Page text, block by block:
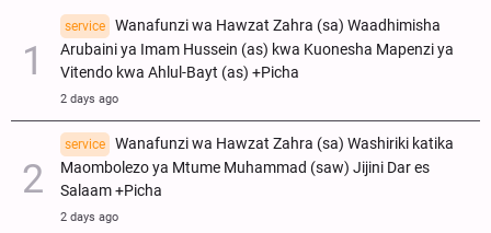
service
Wanafunzi wa Hawzat Zahra (sa) Waadhimisha
Arubaini ya Imam Hussein (as) kwa Kuonesha Mapenzi ya
Vitendo kwa Ahlul-Bayt (as) +Picha
2 days ago
service
Wanafunzi wa Hawzat Zahra (sa) Washiriki katika
Maombolezo ya Mtume Muhammad (saw) Jijini Dar es
Salaam +Picha
2 days ago